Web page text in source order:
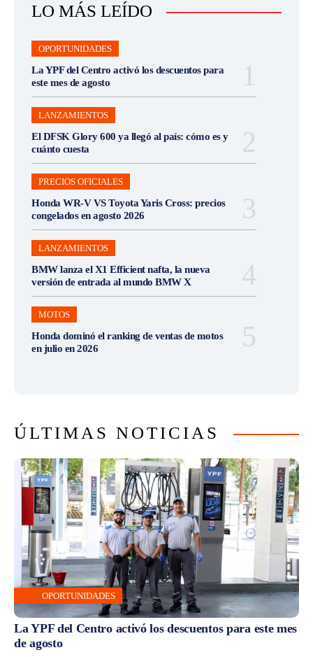
LO MÁS LEÍDO
OPORTUNIDADES
La YPF del Centro activó los descuentos para
este mes de agosto
LANZAMIENTOS
El DFSK Glory 600 ya llegó al país: cómo es y
cuánto cuesta
PRECIOS OFICIALES
Honda WR-V VS Toyota Yaris Cross: precios
congelados en agosto 2026
LANZAMIENTOS
BMW lanza el X1 Efficient nafta, la nueva
versión de entrada al mundo BMW X
MOTOS
Honda dominó el ranking de ventas de motos
en julio en 2026
ÚLTIMAS NOTICIAS
OPORTUNIDADES
La YPF del Centro activó los descuentos para este mes
de agosto